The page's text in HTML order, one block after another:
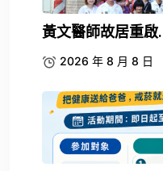
黃文醫師故居重啟.
2026 年 8 月 8 日